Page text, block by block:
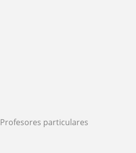
Profesores particulares